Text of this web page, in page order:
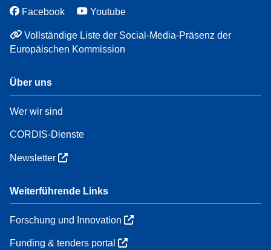
Facebook Youtube
Vollständige Liste der Social-Media-Präsenz der
Europäischen Kommission
Über uns
Wer wir sind
CORDIS-Dienste
Newsletter
Weiterführende Links
Forschung und Innovation
Funding & tenders portal